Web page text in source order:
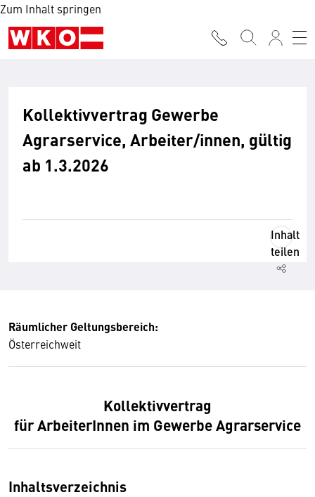
Zum Inhalt springen
Kollektivvertrag Gewerbe
Agrarservice, Arbeiter/innen, gültig
ab 1.3.2026
Inhalt
teilen
Räumlicher Geltungsbereich:
Österreichweit
Kollektivvertrag
für ArbeiterInnen im Gewerbe Agrarservice
Inhaltsverzeichnis